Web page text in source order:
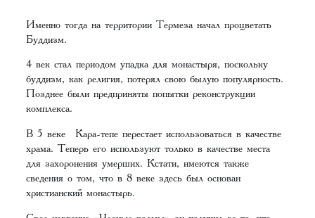
Именно тогда на территории Термеза начал процветать
Буддизм.
4 век стал периодом упадка для монастыря, поскольку
буддизм, как религия, потерял свою былую популярность.
Позднее были предприняты попытки реконструкции
комплекса.
В 5 веке Кара-тепе перестает использоваться в качестве
храма. Теперь его используют только в качестве места
для захоронения умерших. Кстати, имеются также
сведения о том, что в 8 веке здесь был основан
христианский монастырь.